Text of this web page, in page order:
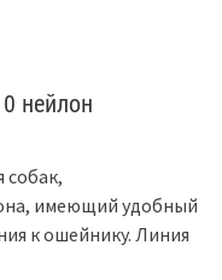
нейлон
имеющий удобный
к ошейнику. Линия